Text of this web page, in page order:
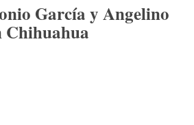
García y Angelino
Chihuahua